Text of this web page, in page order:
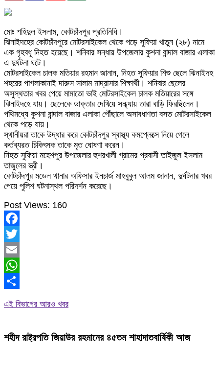
মোঃ শহিদুল ইসলাম, কোটচাঁদপুর প্রতিনিধি।
ঝিনাইদহের কোটচাঁদপুরে মোটরসাইকেল থেকে পড়ে সুফিয়া খাতুন (২৮) নামে
এক গৃহবধূ নিহত হয়েছে। শনিবার সন্ধায় উপজেলার কুশনা বান্দাল বাজার এলাকা
এ দুর্ঘটনা ঘটে।
মোটরসাইকেল চালক মতিয়ার রহমান জানান, নিহত সুফিয়ার শিশু ছেলে ঝিনাইদহ
শহরের পাগলাকানাই দারুস সালাম মাদ্রাসার শিক্ষার্থী। শনিবার ছেলের
অসুস্থতার খবর পেয়ে মামাতো ভাই মোটরসাইকেল চালক মতিয়ারের সঙ্গে
ঝিনাইদহে যায়। ছেলেকে ডাক্তার দেখিয়ে সন্ধ্যায় তারা বাড়ি ফিরছিলেন।
পথিমধ্যে কুশনা বান্দাল বাজার এলাকা পৌঁছালে অসাবধাণতা বসত মোটরসাইকেল
থেকে পড়ে যায়।
স্থানীয়রা তাকে উদ্ধার করে কোটচাঁদপুর স্বাস্থ্য কমপ্লেক্সে নিয়ে গেলে
কর্তব্যরত চিকিৎসক তাকে মৃত ঘোষণা করেন।
নিহত সুফিয়া মহেশপুর উপজেলার হুশরখালী গ্রামের প্রবাসী তাইজুল ইসলাম
তাজুলের স্ত্রী।
কোটচাঁদপুর মডেল থানার অফিসার ইনচার্জ মাহবুবুল আলম জানান, দুর্ঘটনার খবর
পেয়ে পুলিশ ঘটনাস্থল পরিদর্শন করেছে।
Post Views: 160
Facebook
Twitter
Email
WhatsApp
এই বিভাগের আরও খবর
শহীদ রাষ্ট্রপতি জিয়াউর রহমানের ৪৫তম শাহাদাতবার্ষিকী আজ